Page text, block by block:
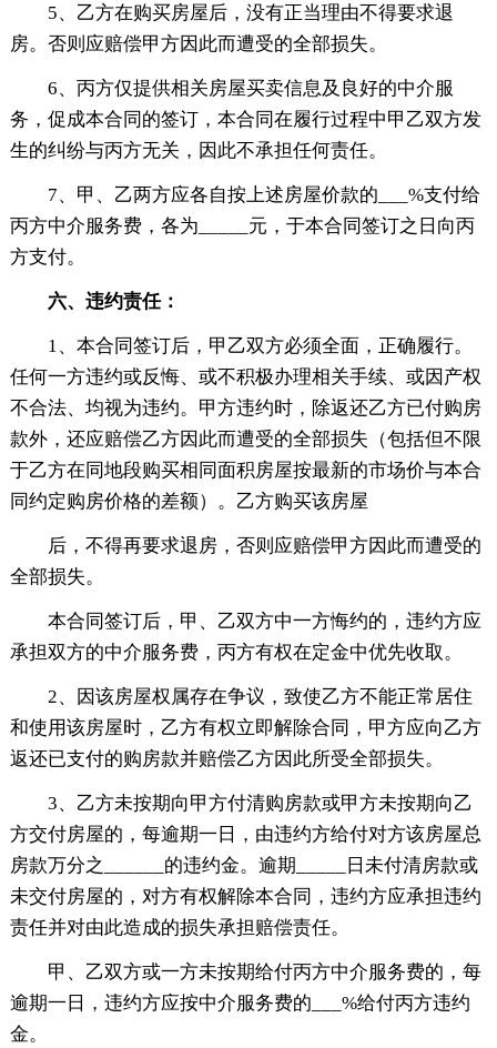
5、乙方在购买房屋后，没有正当理由不得要求退
房。否则应赔偿甲方因此而遭受的全部损失。
6、丙方仅提供相关房屋买卖信息及良好的中介服
务，促成本合同的签订，本合同在履行过程中甲乙双方发
生的纠纷与丙方无关，因此不承担任何责任。
7、甲、乙两方应各自按上述房屋价款的___%支付给
丙方中介服务费，各为_____元，于本合同签订之日向丙
方支付。
六、违约责任：
1、本合同签订后，甲乙双方必须全面，正确履行。
任何一方违约或反悔、或不积极办理相关手续、或因产权
不合法、均视为违约。甲方违约时，除返还乙方已付购房
款外，还应赔偿乙方因此而遭受的全部损失（包括但不限
于乙方在同地段购买相同面积房屋按最新的市场价与本合
同约定购房价格的差额）。乙方购买该房屋
后，不得再要求退房，否则应赔偿甲方因此而遭受的
全部损失。
本合同签订后，甲、乙双方中一方悔约的，违约方应
承担双方的中介服务费，丙方有权在定金中优先收取。
2、因该房屋权属存在争议，致使乙方不能正常居住
和使用该房屋时，乙方有权立即解除合同，甲方应向乙方
返还已支付的购房款并赔偿乙方因此所受全部损失。
3、乙方未按期向甲方付清购房款或甲方未按期向乙
方交付房屋的，每逾期一日，由违约方给付对方该房屋总
房款万分之______的违约金。逾期_____日未付清房款或
未交付房屋的，对方有权解除本合同，违约方应承担违约
责任并对由此造成的损失承担赔偿责任。
甲、乙双方或一方未按期给付丙方中介服务费的，每
逾期一日，违约方应按中介服务费的___%给付丙方违约
金。